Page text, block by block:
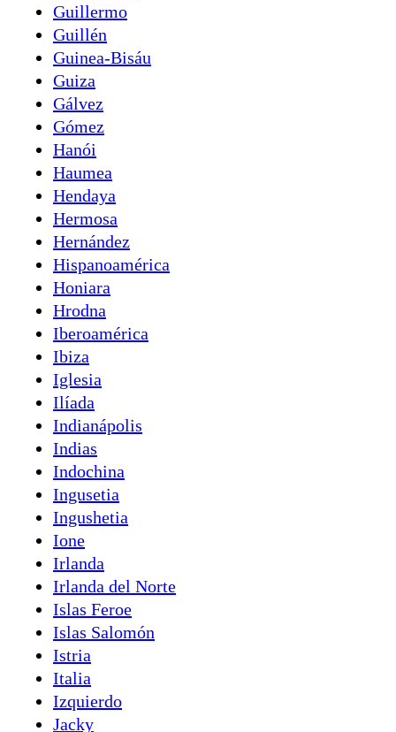
Guillermo
Guillén
Guinea-Bisáu
Guiza
Gálvez
Gómez
Hanói
Haumea
Hendaya
Hermosa
Hernández
Hispanoamérica
Honiara
Hrodna
Iberoamérica
Ibiza
Iglesia
Ilíada
Indianápolis
Indias
Indochina
Ingusetia
Ingushetia
Ione
Irlanda
Irlanda del Norte
Islas Feroe
Islas Salomón
Istria
Italia
Izquierdo
Jacky